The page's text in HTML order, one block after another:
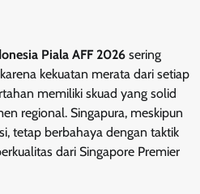
Piala AFF 2026 sering
kekuatan merata dari setiap
memiliki skuad yang solid
regional. Singapura, meskipun
tetap berbahaya dengan taktik
dari Singapore Premier